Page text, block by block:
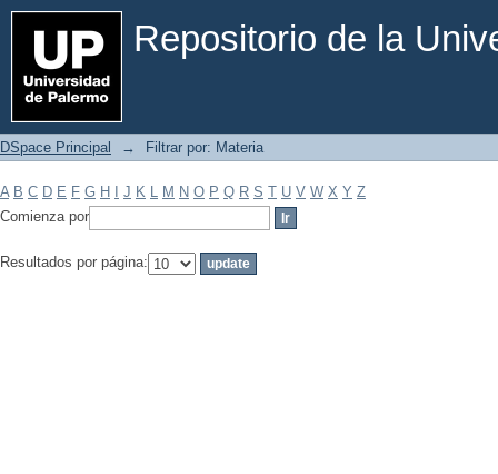
Repositorio de la
Filtrar por: Materia
DSpace Principal → Filtrar por: Materia
A B C D E F G H J K L M N O P Q R S T U V W X Y Z
Comienza por
Resultados por página: